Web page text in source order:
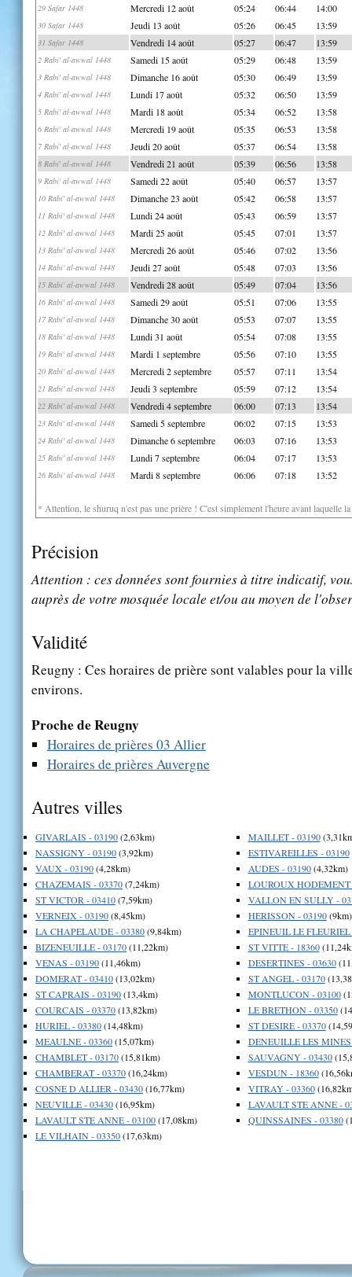
29 Safar 1448 Mercredi 12 août 05:24 06:44 14:00
30 Safar 1448 Jeudi 13 août 05:26 06:45 13:59
31 Safar 1448 Vendredi 14 août 05:27 06:47 13:59
2 Rabi' al-awwal 1448 Samedi 15 août 05:29 06:48 13:59
3 Rabi' al-awwal 1448 Dimanche 16 août 05:30 06:49 13:59
4 Rabi' al-awwal 1448 Lundi 17 août 05:32 06:50 13:59
5 Rabi' al-awwal 1448 Mardi 18 août 05:34 06:52 13:58
6 Rabi' al-awwal 1448 Mercredi 19 août 05:35 06:53 13:58
7 Rabi' al-awwal 1448 Jeudi 20 août 05:37 06:54 13:58
8 Rabi' al-awwal 1448 Vendredi 21 août 05:39 06:56 13:58
9 Rabi' al-awwal 1448 Samedi 22 août 05:40 06:57 13:57
10 Rabi' al-awwal 1448 Dimanche 23 août 05:42 06:58 13:57
11 Rabi' al-awwal 1448 Lundi 24 août 05:43 06:59 13:57
12 Rabi' al-awwal 1448 Mardi 25 août 05:45 07:01 13:57
13 Rabi' al-awwal 1448 Mercredi 26 août 05:46 07:02 13:56
14 Rabi' al-awwal 1448 Jeudi 27 août 05:48 07:03 13:56
15 Rabi' al-awwal 1448 Vendredi 28 août 05:49 07:04 13:56
16 Rabi' al-awwal 1448 Samedi 29 août 05:51 07:06 13:55
17 Rabi' al-awwal 1448 Dimanche 30 août 05:53 07:07 13:55
18 Rabi' al-awwal 1448 Lundi 31 août 05:54 07:08 13:55
19 Rabi' al-awwal 1448 Mardi 1 septembre 05:56 07:10 13:55
20 Rabi' al-awwal 1448 Mercredi 2 septembre 05:57 07:11 13:54
21 Rabi' al-awwal 1448 Jeudi 3 septembre 05:59 07:12 13:54
22 Rabi' al-awwal 1448 Vendredi 4 septembre 06:00 07:13 13:54
23 Rabi' al-awwal 1448 Samedi 5 septembre 06:02 07:15 13:53
24 Rabi' al-awwal 1448 Dimanche 6 septembre 06:03 07:16 13:53
25 Rabi' al-awwal 1448 Lundi 7 septembre 06:04 07:17 13:53
26 Rabi' al-awwal 1448 Mardi 8 septembre 06:06 07:18 13:52
* Attention, le shuruq n'est pas une prière ! C'est simplement l'heure avant laquelle
Précision
Attention : ces données sont fournies à titre indicatif,
auprès de votre mosquée locale et/ou au moyen de
Validité
Reugny : Ces horaires de prière sont valables pour la
environs.
Proche de Reugny
Horaires de prières 03 Allier
Horaires de prières Auvergne
Autres villes
GIVARLAIS - 03190(2,63km)
NASSIGNY - 03190(3,92km)
VAUX - 03190(4,28km)
CHAZEMAIS - 03370(7,24km)
ST VICTOR - 03410(7,59km)
VERNEIX - 03190(8,45km)
LA CHAPELAUDE - 03380(9,84km)
BIZENEUILLE - 03170(11,22km)
VENAS - 03190(11,46km)
DOMERAT - 03410(13,02km)
ST CAPRAIS - 03190(13,4km)
COURCAIS - 03370(13,82km)
HURIEL - 03380(14,48km)
MEAULNE - 03360(15,07km)
CHAMBLET - 03170(15,81km)
CHAMBERAT - 03370(16,24km)
COSNE D ALLIER - 03430(16,77km)
NEUVILLE - 03430(16,95km)
LAVAULT STE ANNE - 03100(17,08km)
LE VILHAIN - 03350(17,63km)
MAILLET - 03190
ESTIVAREILLES - 03190
AUDES - 03190(4,32km)
LOUROUX HODEMENT
VALLON EN SULLY -
HERISSON - 03190(9km)
EPINEUIL LE FLEURIEL
ST VITTE - 18360
DESERTINES - 03630
ST ANGEL - 03170
MONTLUCON - 03100
LE BRETHON - 03350
ST DESIRE - 03370
DENEUILLE LES MINES
SAUVAGNY - 03430
VESDUN - 18360
VITRAY - 03360
LAVAULT STE ANNE -
QUINSSAINES - 03380